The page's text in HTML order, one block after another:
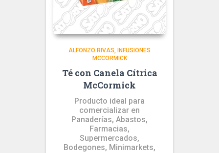
ALFONZO RIVAS
INFUSIONES
MCCORMICK
Té con Canela Cítrica
McCormick
Producto ideal para
comercializar en
Panaderías, Abastos,
Farmacias,
Supermercados,
Bodegones, Minimarkets,